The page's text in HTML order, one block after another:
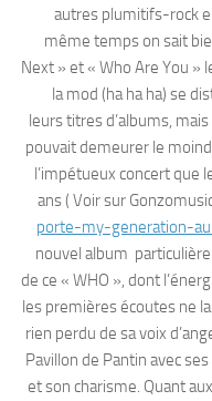
autres plumitifs-rock
même temps on sait
Next » et « Who Are You »
la mod (ha ha ha) se
leurs titres d’albums,
pouvait demeurer le
l’impétueux concert que
ans ( Voir sur
porte-my-generation-
nouvel album
de ce « WHO », dont
les premières écoutes ne
rien perdu de sa voix
Pavillon de Pantin avec
et son charisme. Quant